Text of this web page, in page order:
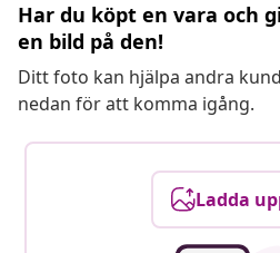
Har du köpt en vara och
en bild på den!
Ditt foto kan hjälpa andra
nedan för att komma igång.
Ladda